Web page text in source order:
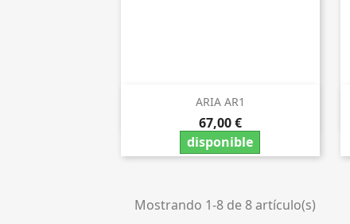
ARIA AR1
67,00 €
disponible
Vista rápida
Mostrando 1-8 de 8 artículo(s)